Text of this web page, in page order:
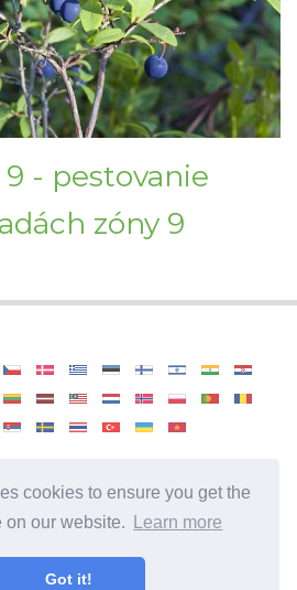
cookies to ensure you get the
on our website.
Learn more
Got it!
- pestovanie
zóny 9
záhradníkom. Užitočné
o rastliny.